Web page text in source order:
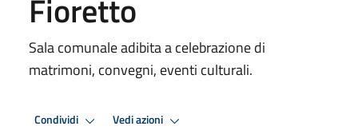
Fioretto
Sala comunale adibita a celebrazione di
matrimoni, convegni, eventi culturali.
Condividi Vedi azioni